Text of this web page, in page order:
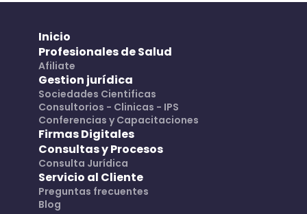
Inicio
Profesionales de Salud
Afiliate
Gestion jurídica
Sociedades Cientificas
Consultorios - Clinicas - IPS
Conferencias y Capacitaciones
Firmas Digitales
Consultas y Procesos
Consulta Jurídica
Servicio al Cliente
Preguntas frecuentes
Blog